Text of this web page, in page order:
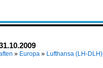
» Europa » Lufthansa (LH-DLH)